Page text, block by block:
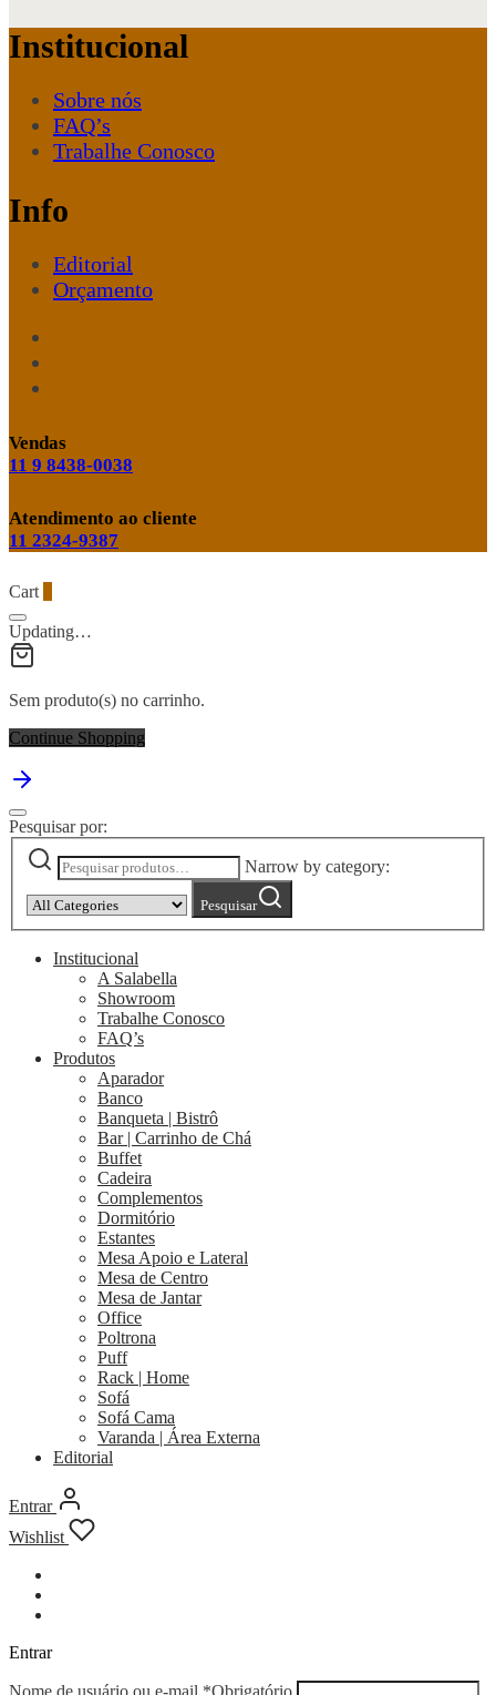
Institucional
Sobre nós
FAQ’s
Trabalhe Conosco
Info
Editorial
Orçamento
Vendas
11 9 8438-0038
Atendimento ao cliente
11 2324-9387
Cart
Updating…
Sem produto(s) no carrinho.
Continue Shopping
Pesquisar por:
Narrow by category:
Pesquisar
Institucional
A Salabella
Showroom
Trabalhe Conosco
FAQ’s
Produtos
Aparador
Banco
Banqueta | Bistrô
Bar | Carrinho de Chá
Buffet
Cadeira
Complementos
Dormitório
Estantes
Mesa Apoio e Lateral
Mesa de Centro
Mesa de Jantar
Office
Poltrona
Puff
Rack | Home
Sofá
Sofá Cama
Varanda | Área Externa
Editorial
Entrar
Wishlist
Entrar
Nome de usuário ou e-mail *Obrigatório